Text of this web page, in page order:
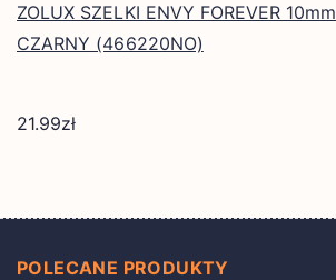
ZOLUX SZELKI ENVY FOREVER 10mm
CZARNY (466220NO)
21.99zł
POLECANE PRODUKTY